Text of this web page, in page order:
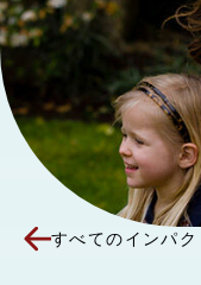
すべてのインパ